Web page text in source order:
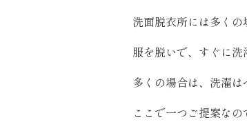
洗面脱衣所には多くの
服を脱いで、すぐに洗
多くの場合は、洗濯
ここで一つご提案な